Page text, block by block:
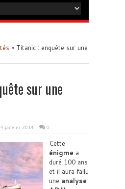
» Titanic : enquête sur une
sur une
janvier 2014 0
Cette
énigme a
duré 100 ans
et il aura fallu
une analyse